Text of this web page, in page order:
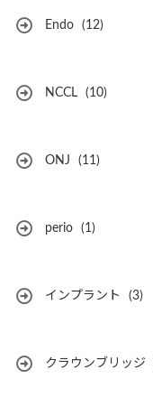
Endo (12)
NCCL (10)
ONJ (11)
perio (1)
インプラント (3)
クラウンブリッジ